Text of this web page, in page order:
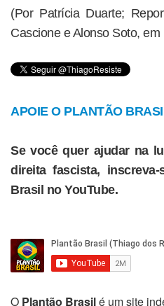
(Por Patrícia Duarte;
Cascione e Alonso Soto, em
APOIE O PLANTÃO
Se você quer ajudar na
direita fascista,
Brasil no YouTube.
O Plantão Brasilé um site